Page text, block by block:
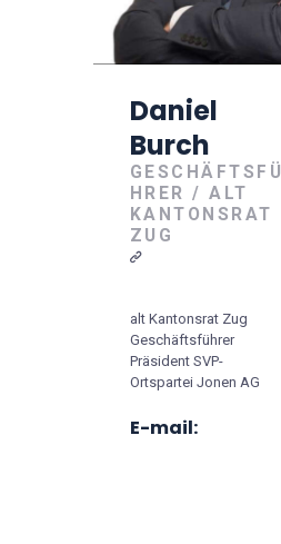
Daniel
Burch
GESCHÄFTSFÜ
HRER / ALT
KANTONSRAT
ZUG
alt Kantonsrat Zug
Geschäftsführer
Präsident SVP-
Ortspartei Jonen AG
E-mail: